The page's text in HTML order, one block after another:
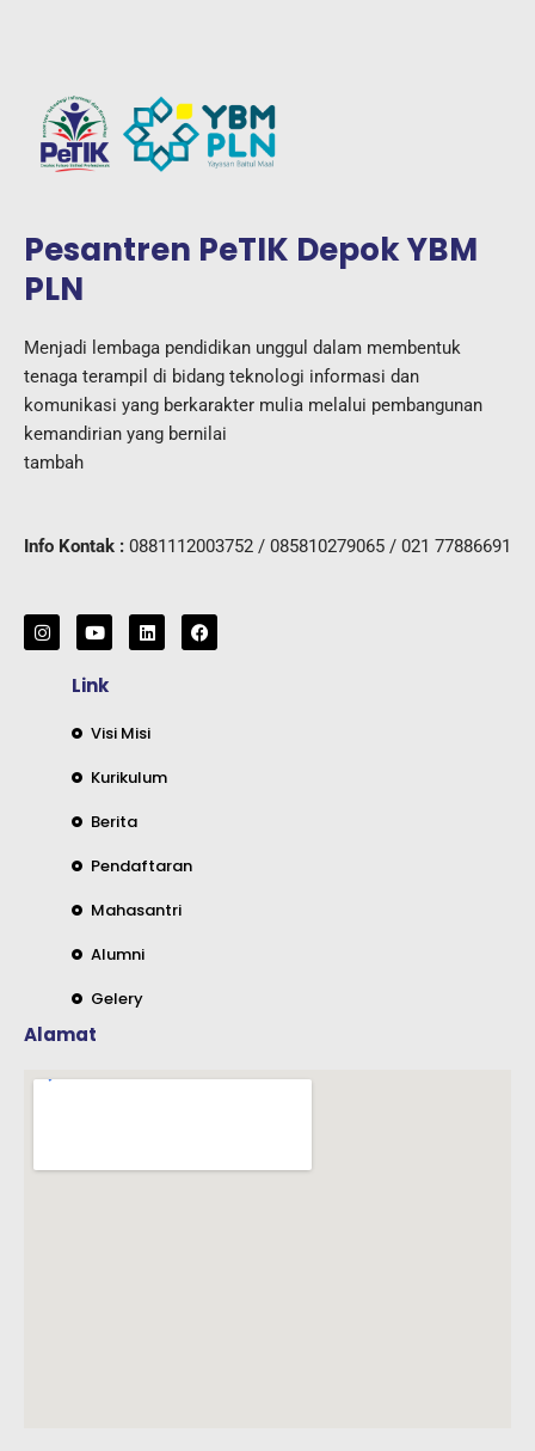
Pesantren PeTIK Depok YBM
PLN
Menjadi lembaga pendidikan unggul dalam membentuk
tenaga terampil di bidang teknologi informasi dan
komunikasi yang berkarakter mulia melalui pembangunan
kemandirian yang bernilai
tambah
Info Kontak : 0881112003752 / 085810279065 / 021 77886691
I
n
s
Y
o
u
t
u
e
L
i
n
i
F
a
c
Link
Visi Misi
Kurikulum
Berita
Pendaftaran
Mahasantri
Alumni
Gelery
Alamat